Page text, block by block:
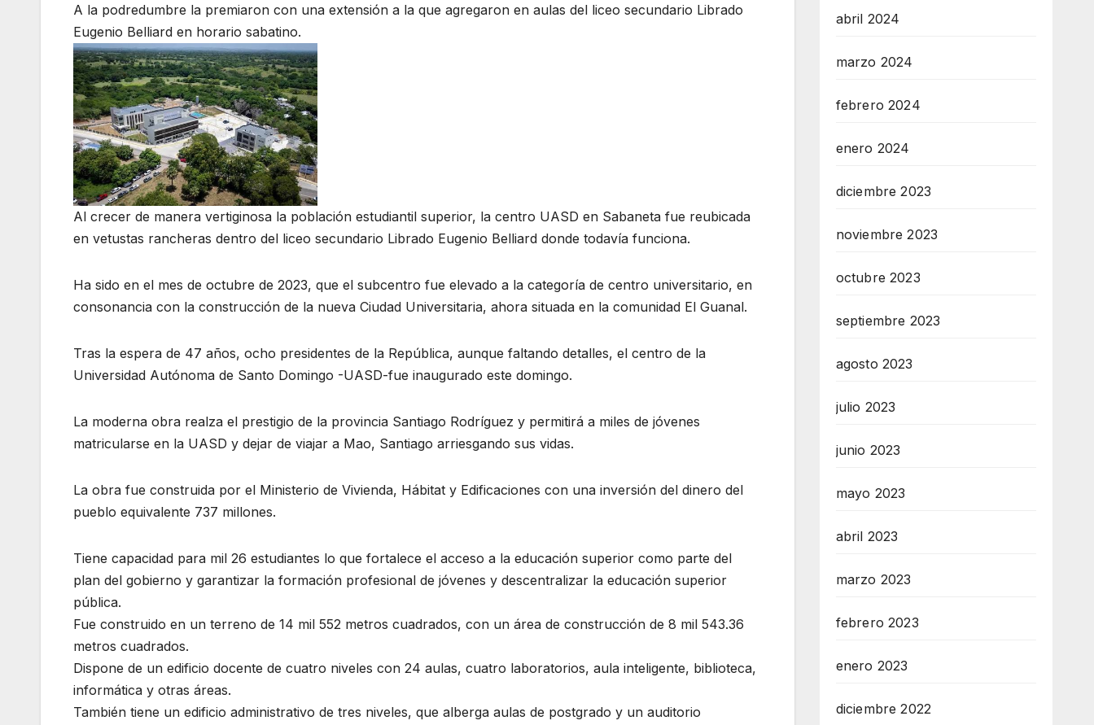
A la podredumbre la premiaron con una extensión a la que agregaron en aulas del liceo secundario Librado
Eugenio Belliard en horario sabatino.
Al crecer de manera vertiginosa la población estudiantil superior, la centro UASD en Sabaneta fue reubicada
en vetustas rancheras dentro del liceo secundario Librado Eugenio Belliard donde todavía funciona.
Ha sido en el mes de octubre de 2023, que el subcentro fue elevado a la categoría de centro universitario, en
consonancia con la construcción de la nueva Ciudad Universitaria, ahora situada en la comunidad El Guanal.
Tras la espera de 47 años, ocho presidentes de la República, aunque faltando detalles, el centro de la
Universidad Autónoma de Santo Domingo -UASD-fue inaugurado este domingo.
La moderna obra realza el prestigio de la provincia Santiago Rodríguez y permitirá a miles de jóvenes
matricularse en la UASD y dejar de viajar a Mao, Santiago arriesgando sus vidas.
La obra fue construida por el Ministerio de Vivienda, Hábitat y Edificaciones con una inversión del dinero del
pueblo equivalente 737 millones.
Tiene capacidad para mil 26 estudiantes lo que fortalece el acceso a la educación superior como parte del
plan del gobierno y garantizar la formación profesional de jóvenes y descentralizar la educación superior
pública.
Fue construido en un terreno de 14 mil 552 metros cuadrados, con un área de construcción de 8 mil 543.36
metros cuadrados.
Dispone de un edificio docente de cuatro niveles con 24 aulas, cuatro laboratorios, aula inteligente, biblioteca,
informática y otras áreas.
También tiene un edificio administrativo de tres niveles, que alberga aulas de postgrado y un auditorio
abril 2024
marzo 2024
febrero 2024
enero 2024
diciembre 2023
noviembre 2023
octubre 2023
septiembre 2023
agosto 2023
julio 2023
junio 2023
mayo 2023
abril 2023
marzo 2023
febrero 2023
enero 2023
diciembre 2022